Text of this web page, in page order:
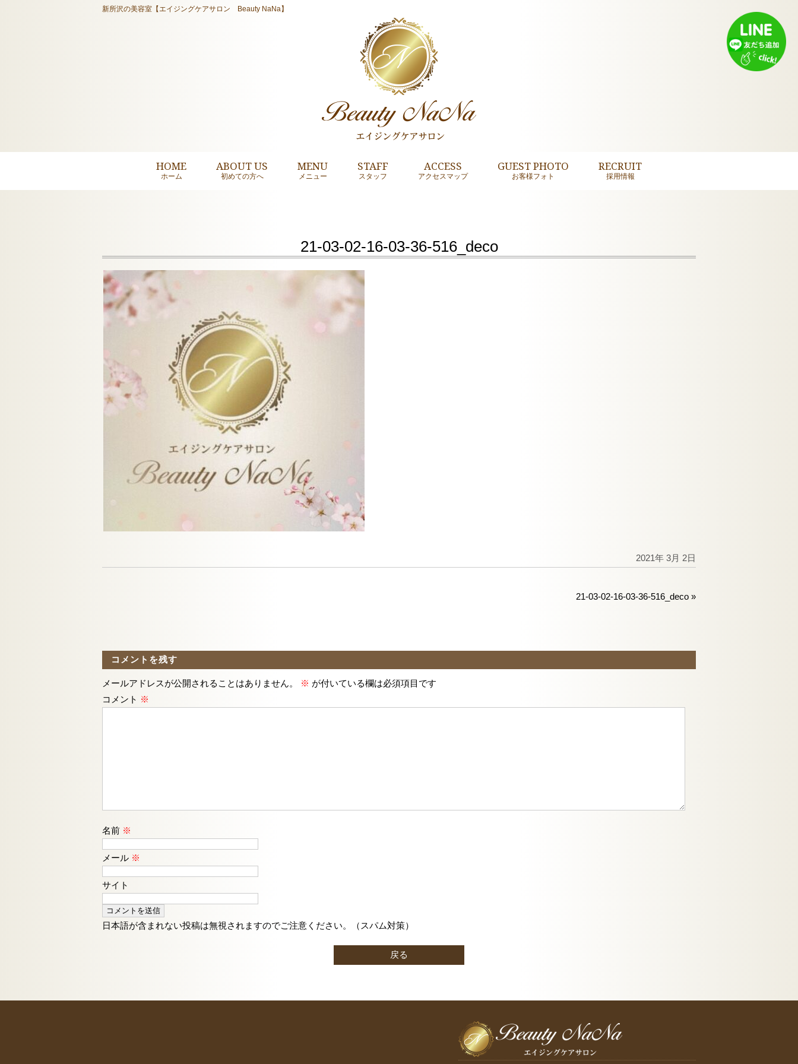
新所沢の美容室【エイジングケアサロン Beauty NaNa】
HOME
ホーム
ABOUT US
初めての方へ
MENU
メニュー
STAFF
スタッフ
ACCESS
アクセスマップ
GUEST PHOTO
お客様フォト
RECRUIT
採用情報
21-03-02-16-03-36-516_deco
2021年 3月 2日
21-03-02-16-03-36-516_deco »
コメントを残す
メールアドレスが公開されることはありません。 ※ が付いている欄は必須項目です
コメント ※
名前 ※
メール ※
サイト
日本語が含まれない投稿は無視されますのでご注意ください。（スパム対策）
戻る